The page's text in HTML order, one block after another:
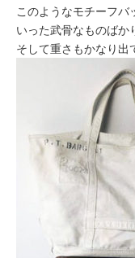
このようなモチーフバ
いった武骨なものばか
そして重さもかなり出